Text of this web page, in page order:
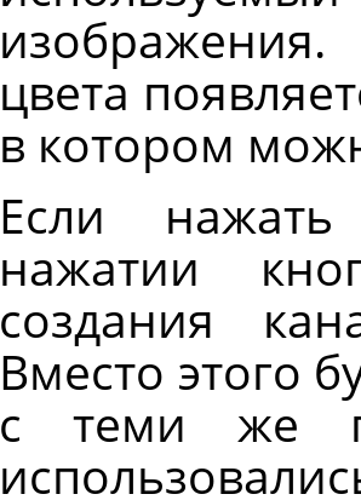
цвета
в котором
Если
нажатии
создания
Вместо этого
с теми же